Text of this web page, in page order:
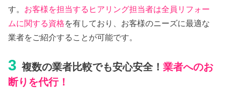
す。 お客様を担当するヒアリング担当者は全員リフォー
ムに関する資格を有しており、お客様のニーズに最適な
業者をご紹介することが可能です。
3 複数の業者比較でも安心安全！業者へのお
断りを代行！